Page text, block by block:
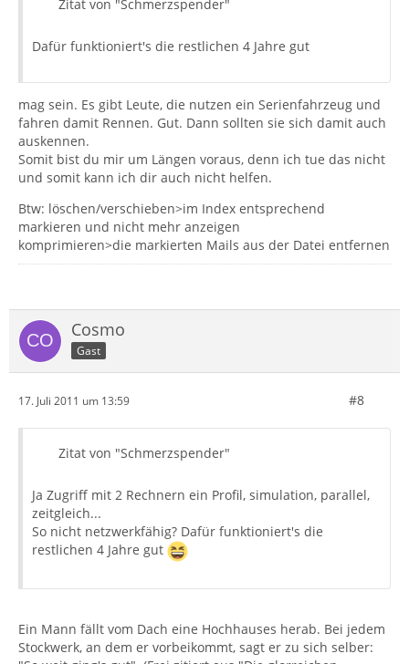
Zitat von "Schmerzspender"
Dafür funktioniert's die restlichen 4 Jahre gut
mag sein. Es gibt Leute, die nutzen ein Serienfahrzeug und
fahren damit Rennen. Gut. Dann sollten sie sich damit auch
auskennen.
Somit bist du mir um Längen voraus, denn ich tue das nicht
und somit kann ich dir auch nicht helfen.
Btw: löschen/verschieben>im Index entsprechend
markieren und nicht mehr anzeigen
komprimieren>die markierten Mails aus der Datei entfernen
Cosmo
Gast
17. Juli 2011 um 13:59 #8
Zitat von "Schmerzspender"
Ja Zugriff mit 2 Rechnern ein Profil, simulation, parallel,
zeitgleich...
So nicht netzwerkfähig? Dafür funktioniert's die
restlichen 4 Jahre gut
Ein Mann fällt vom Dach eine Hochhauses herab. Bei jedem
Stockwerk, an dem er vorbeikommt, sagt er zu sich selber: